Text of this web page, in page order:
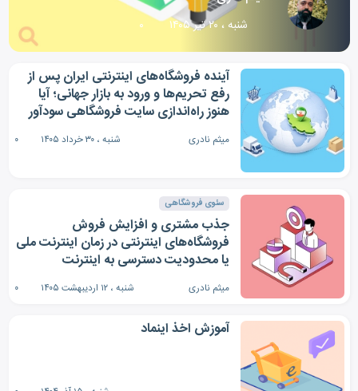
شنبه ، ۲۰ تیر ۱۴۰۵
آینده فروشگاه‌های اینترنتی ایران پس از
رفع تحریم‌ها و ورود به بازار جهانی؛ آیا
هنوز راه‌اندازی سایت فروشگاهی سودآور
میثم نادری شنبه ، ۳۰ خرداد ۱۴۰۵ ۰
سئوی فروشگاهی
جذب مشتری و افزایش فروش
فروشگاه‌های اینترنتی در زمان اینترنت ملی
یا محدودیت دسترسی به اینترنت
میثم نادری شنبه ، ۱۲ اردیبهشت ۱۴۰۵ ۰
آموزش اخذ اینماد